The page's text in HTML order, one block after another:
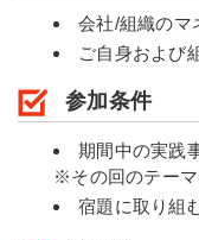
会社/組織のマ
ご自身および
参加条件
期間中の実践
※その回のテーマ
宿題に取り組